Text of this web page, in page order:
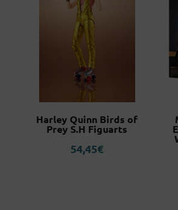
Harley Quinn Birds of
Prey S.H Figuarts
54,45€